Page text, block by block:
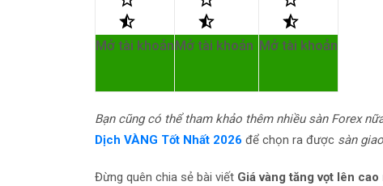
Mở tài khoảnMở tài khoản Mở tài khoản
Bạn cũng có thể tham khảo thêm nhiều sàn Forex
Dịch VÀNG Tốt Nhất 2026 để chọn ra được sàn
Đừng quên chia sẻ bài viết Giá vàng tăng vọt lên